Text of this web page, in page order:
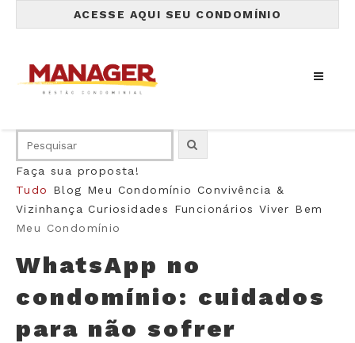
ACESSE AQUI SEU CONDOMÍNIO
Faça sua proposta!
Tudo
Blog Meu Condomínio Convivência &
Vizinhança Curiosidades Funcionários Viver Bem
Meu Condomínio
WhatsApp no
condomínio: cuidados
para não sofrer